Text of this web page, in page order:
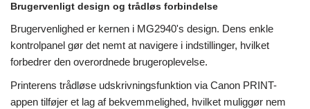
Brugervenligt design og trådløs forbindelse
Brugervenlighed er kernen i MG2940's design. Dens enkle
kontrolpanel gør det nemt at navigere i indstillinger, hvilket
forbedrer den overordnede brugeroplevelse.
Printerens trådløse udskrivningsfunktion via Canon PRINT-
appen tilføjer et lag af bekvemmelighed, hvilket muliggør nem